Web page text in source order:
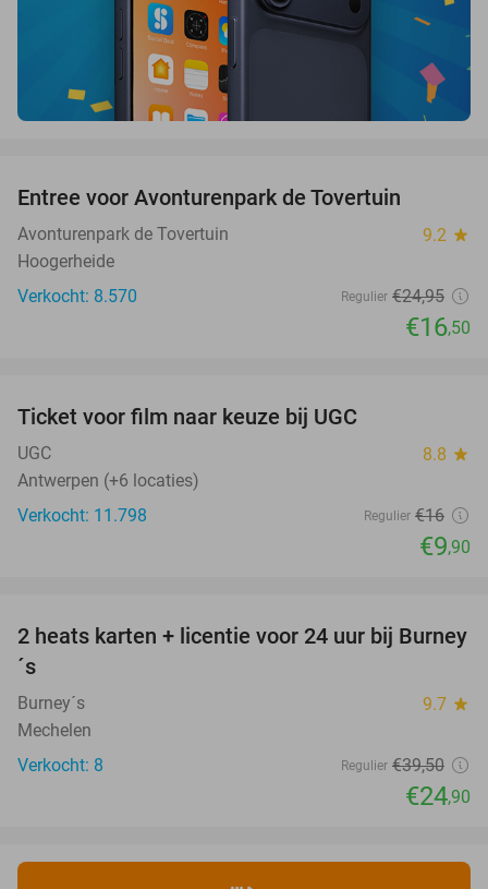
Entree voor Avonturenpark de Tovertuin
Avonturenpark de Tovertuin 9.2 star
Hoogerheide
Verkocht: 8.570
Regulier €24,95
€16,50
Ticket voor film naar keuze bij UGC
UGC 8.8 star
Antwerpen (+6 locaties)
Verkocht: 11.798
Regulier €16
€9,90
37%
2 heats karten + licentie voor 24 uur bij Burney
´s
Burney´s 9.7 star
Mechelen
Verkocht: 8
Regulier €39,50
€24,90